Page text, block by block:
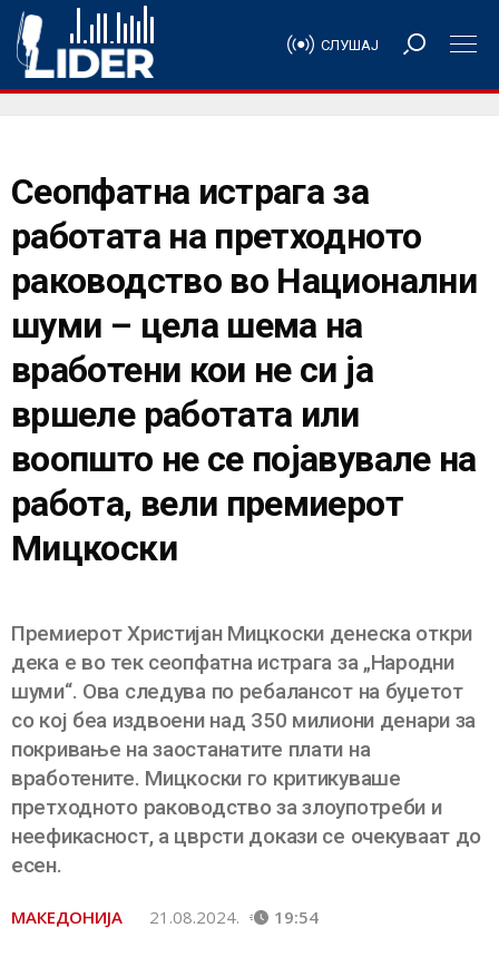
СЛУШАЈ
Сеопфатна истрага за
работата на претходното
раководство во Национални
шуми – цела шема на
вработени кои не си ја
вршеле работата или
воопшто не се појавувале на
работа, вели премиерот
Мицкоски
Премиерот Христијан Мицкоски денеска откри
дека е во тек сеопфатна истрага за „Народни
шуми“. Ова следува по ребалансот на буџетот
со кој беа издвоени над 350 милиони денари за
покривање на заостанатите плати на
вработените. Мицкоски го критикуваше
претходното раководство за злоупотреби и
неефикасност, а цврсти докази се очекуваат до
есен.
МАКЕДОНИЈА 21.08.2024. 19:54